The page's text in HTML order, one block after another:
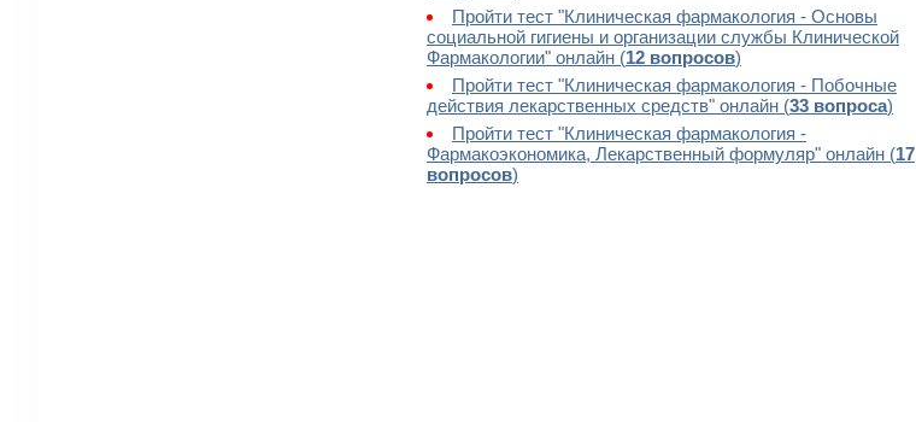
Пройти тест "Клиническая фармакология - Основы
социальной гигиены и организации службы Клинической
Фармакологии" онлайн (12 вопросов)
Пройти тест "Клиническая фармакология - Побочные
действия лекарственных средств" онлайн (33 вопроса)
Пройти тест "Клиническая фармакология -
Фармакоэкономика, Лекарственный формуляр" онлайн (17
вопросов)